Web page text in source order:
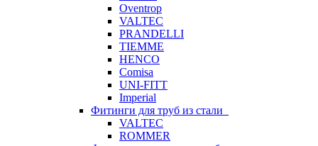
Oventrop
VALTEC
PRANDELLI
TIEMME
HENCO
Comisa
UNI-FITT
Imperial
Фитинги для труб из стали
VALTEC
ROMMER